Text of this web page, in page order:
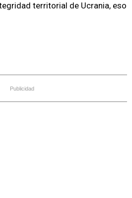
territorial de Ucrania, eso
Publicidad